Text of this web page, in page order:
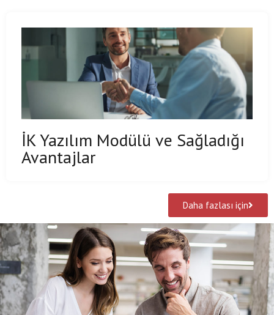
İK Yazılım Modülü ve Sağladığı
Avantajlar
Daha fazlası için